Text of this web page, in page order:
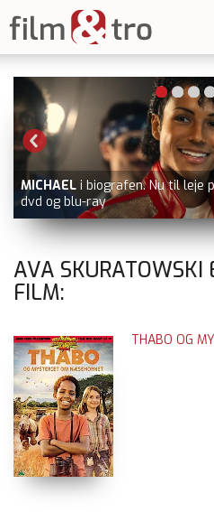
MICHAEL i biografen. Nu til leje
dvd og blu-ray
AVA SKURATOWSKI
FILM:
THABO OG